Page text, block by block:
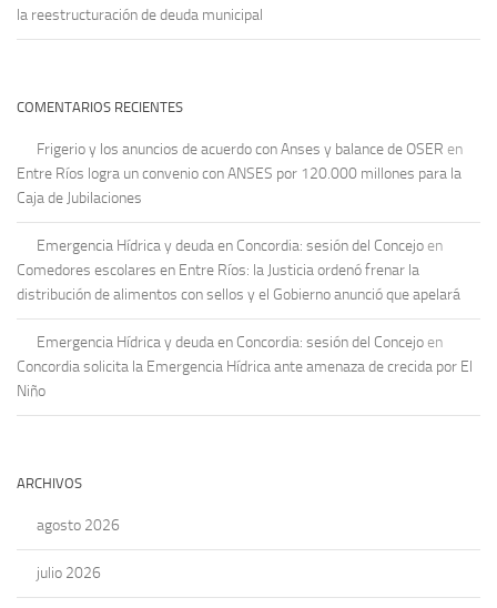
la reestructuración de deuda municipal
COMENTARIOS RECIENTES
Frigerio y los anuncios de acuerdo con Anses y balance de OSER en
Entre Ríos logra un convenio con ANSES por 120.000 millones para la
Caja de Jubilaciones
Emergencia Hídrica y deuda en Concordia: sesión del Concejo en
Comedores escolares en Entre Ríos: la Justicia ordenó frenar la
distribución de alimentos con sellos y el Gobierno anunció que apelará
Emergencia Hídrica y deuda en Concordia: sesión del Concejo en
Concordia solicita la Emergencia Hídrica ante amenaza de crecida por El
Niño
ARCHIVOS
agosto 2026
julio 2026